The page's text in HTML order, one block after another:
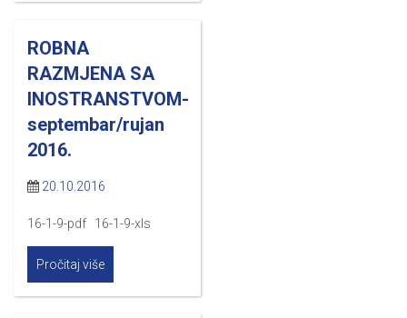
ROBNA
RAZMJENA SA
INOSTRANSTVOM-
septembar/rujan
2016.
20.10.2016
16-1-9-pdf 16-1-9-xls
Pročitaj više